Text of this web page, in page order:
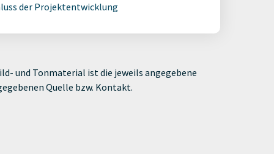
der Projektentwicklung
und Tonmaterial ist die jeweils angegebene
Quelle bzw. Kontakt.